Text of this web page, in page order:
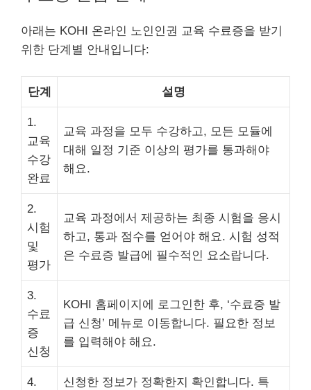
아래는 KOHI 온라인 노인인권 교육 수료증을 받기
위한 단계별 안내입니다:
단계 설명
1.
교육
수강
완료
교육 과정을 모두 수강하고, 모든 모듈에
대해 일정 기준 이상의 평가를 통과해야
해요.
2.
시험
및
평가
교육 과정에서 제공하는 최종 시험을 응시
하고, 통과 점수를 얻어야 해요. 시험 성적
은 수료증 발급에 필수적인 요소랍니다.
3.
수료
증
신청
KOHI 홈페이지에 로그인한 후, ‘수료증 발
급 신청’ 메뉴로 이동합니다. 필요한 정보
를 입력해야 해요.
4.
신청한 정보가 정확한지 확인합니다. 특